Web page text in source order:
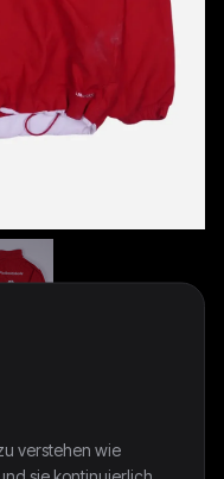
(XL)
verstehen wie
sie kontinuierlich